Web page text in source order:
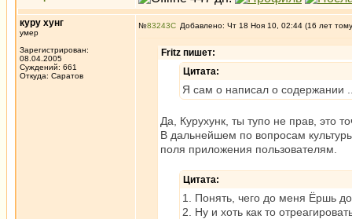
куру хунг
умер
Зарегистрирован:
08.04.2005
Суждений: 661
Откуда: Саратов
№83243 Добавлено: Чт 18 Ноя 10, 02:44 (16 лет
Fritz пишет:
Цитата:
Я сам о написал о содержании
Да, Курухунк, ты тупо не прав, это
В дальнейшем по вопросам
поля приложения пользователям.
Цитата:
1. Понять, чего до меня Ёршь
2. Ну и хоть как то